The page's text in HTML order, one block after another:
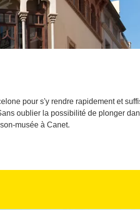
pour s'y rendre rapidement et
oublier la possibilité de plonger
musée à Canet.